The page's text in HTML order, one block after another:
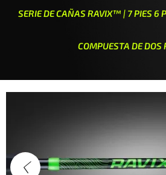
SERIE DE CAÑAS RAVIX™ | 7 PIES 6
COMPUESTA DE DOS